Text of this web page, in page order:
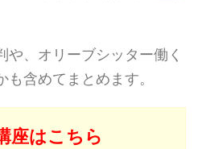
や、オリーブシッター働く
含めてまとめます。
座はこちら